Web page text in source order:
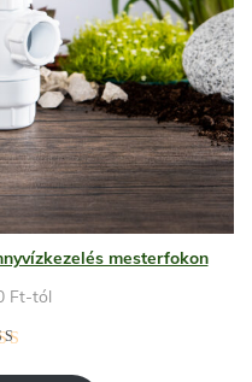
mesterfokon
Ft-tól